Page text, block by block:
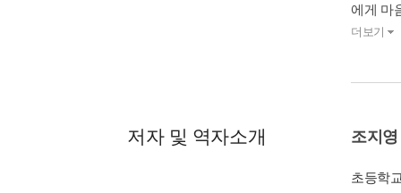
에게 마
더보기
저자 및 역자소개 조지영
초등학